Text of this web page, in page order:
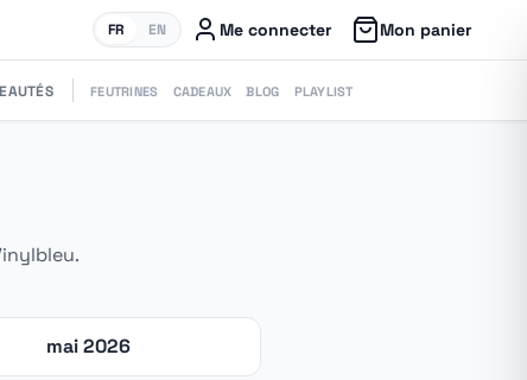
FR EN Me connecter Mon panier
FEUTRINES CADEAUX BLOG PLAYLIST
mai 2026